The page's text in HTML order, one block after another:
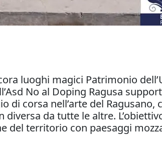
luoghi magici Patrimonio
No al Doping Ragusa
corsa nell’arte del Ragusano,
da tutte le altre.
del territorio con paesaggi